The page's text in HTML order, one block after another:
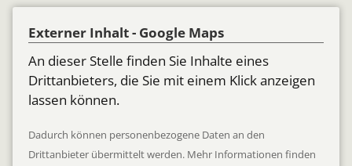
Externer Inhalt - Google Maps
An dieser Stelle finden Sie Inhalte eines
Drittanbieters, die Sie mit einem Klick anzeigen
lassen können.
Dadurch können personenbezogene Daten an den
Drittanbieter übermittelt werden. Mehr Informationen finden